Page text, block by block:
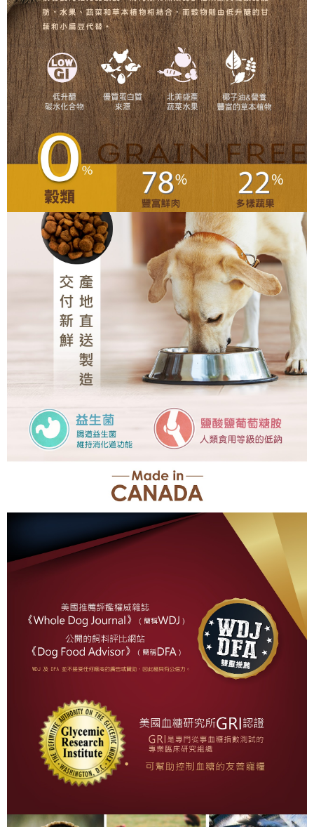
後付繳納相關費用。
※ 交易是否成功請以「AFTEE先享後付 」之結帳頁面顯示為準，若有關於
是否繳費成功／繳費後需取消欲退款等相關疑問，請聯繫「AFTEE先享後付
客戶支援中心」https://netprotections.freshdesk.com/support/home
【注意事項】
１．透過由恩沛科技股份有限公司提供之「AFTEE先享後付」服務完成之交
易，需依本服務之必要範圍內提供個人資料，並將交易相關給付款項請求債
權轉讓予恩沛科技股份有限公司。
２．關於個人資料處理事宜，請瀏覽以下網址：
https://aftee.tw/terms/#terms3
３．未成年的使用者請事先徵得法定代理人或監護人之同意方可使用
「AFTEE先享後付」，若未經同意申辦者引起之損失，本公司不負相關責
４．使用「AFTEE先享後付」時，將依據個別帳號之用戶狀況，依本公司即
時審查核予不同之上限額度；若仍有額度不足之情形，本公司將視審查結果
５．嚴禁一人註冊多個帳號或使用他人資訊註冊。若發現惡意使用之情形，
恩沛科技股份有限公司將有權停止該用戶之使用額度並採取法律行動。
付款後萊爾富取貨_限重10KG
每筆NT$60，滿NT$999(含以上)免運費
7-11取貨付款_限重10KG
每筆NT$60，滿NT$999(含以上)免運費
付款後7-11取貨_限重10KG
每筆NT$60，滿NT$999(含以上)免運費
宅配
每筆NT$120，滿NT$999(含以上)免運費
中壢限定｜毛速配 14:00前下單當日到！🐶
每筆NT$120，滿NT$999(含以上)免運費